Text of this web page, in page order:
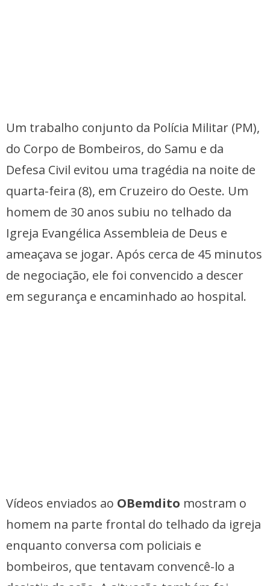
Um trabalho conjunto da Polícia Militar (PM),
do Corpo de Bombeiros, do Samu e da
Defesa Civil evitou uma tragédia na noite de
quarta-feira (8), em Cruzeiro do Oeste. Um
homem de 30 anos subiu no telhado da
Igreja Evangélica Assembleia de Deus e
ameaçava se jogar. Após cerca de 45 minutos
de negociação, ele foi convencido a descer
em segurança e encaminhado ao hospital.
Vídeos enviados ao OBemdito mostram o
homem na parte frontal do telhado da igreja
enquanto conversa com policiais e
bombeiros, que tentavam convencê-lo a